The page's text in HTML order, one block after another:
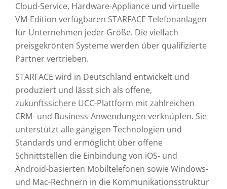
Cloud-Service, Hardware-Appliance und virtuelle
VM-Edition verfügbaren STARFACE Telefonanlagen
für Unternehmen jeder Größe. Die vielfach
preisgekrönten Systeme werden über qualifizierte
Partner vertrieben.
STARFACE wird in Deutschland entwickelt und
produziert und lässt sich als offene,
zukunftssichere UCC-Plattform mit zahlreichen
CRM- und Business-Anwendungen verknüpfen. Sie
unterstützt alle gängigen Technologien und
Standards und ermöglicht über offene
Schnittstellen die Einbindung von iOS- und
Android-basierten Mobiltelefonen sowie Windows-
und Mac-Rechnern in die Kommunikationsstruktur